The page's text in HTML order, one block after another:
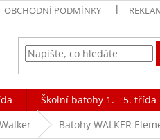
OBCHODNÍ PODMÍNKY
Školní batohy 1. - 5. třída
Batohy WALKER